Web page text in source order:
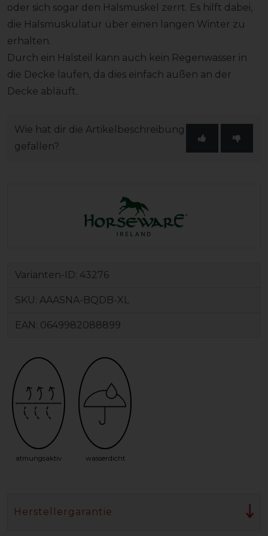
oder sich sogar den Halsmuskel zerrt. Es hilft dabei,
die Halsmuskulatur über einen langen Winter zu
erhalten.
Durch ein Halsteil kann auch kein Regenwasser in
die Decke laufen, da dies einfach außen an der
Decke abläuft.
Wie hat dir die Artikelbeschreibung
gefallen?
Varianten-ID: 43276
SKU: AAASNA-BQDB-XL
EAN: 0649982088899
atmungsaktiv wasserdicht
Herstellergarantie